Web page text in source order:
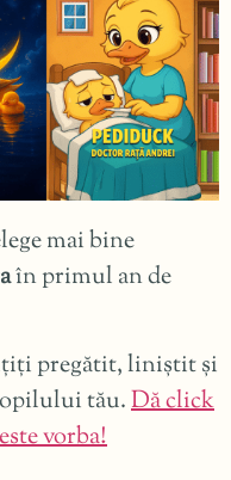
mai bine
în primul an de
pregătit, liniștit și
tău.Dă click
vorba!